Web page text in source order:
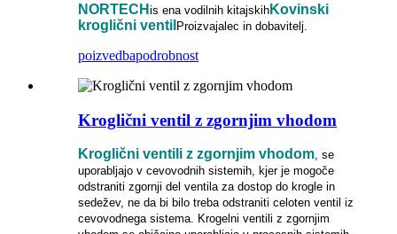
NORTECH is ena vodilnih kitajskih Kovinski
kroglični ventil Proizvajalec in dobavitelj.
poizvedbapodrobnost
Kroglični ventil z zgornjim vhodom
Kroglični ventili z zgornjim vhodom, se
uporabljajo v cevovodnih sistemih, kjer je mogoče
odstraniti zgornji del ventila za dostop do krogle in
sedežev, ne da bi bilo treba odstraniti celoten ventil iz
cevovodnega sistema. Krogelni ventili z zgornjim